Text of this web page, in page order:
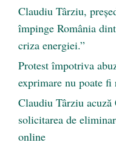
Claudiu Târziu,
împinge România
criza energiei.”
Protest împotriva
exprimare nu poate fi
Claudiu Târziu
solicitarea de
online